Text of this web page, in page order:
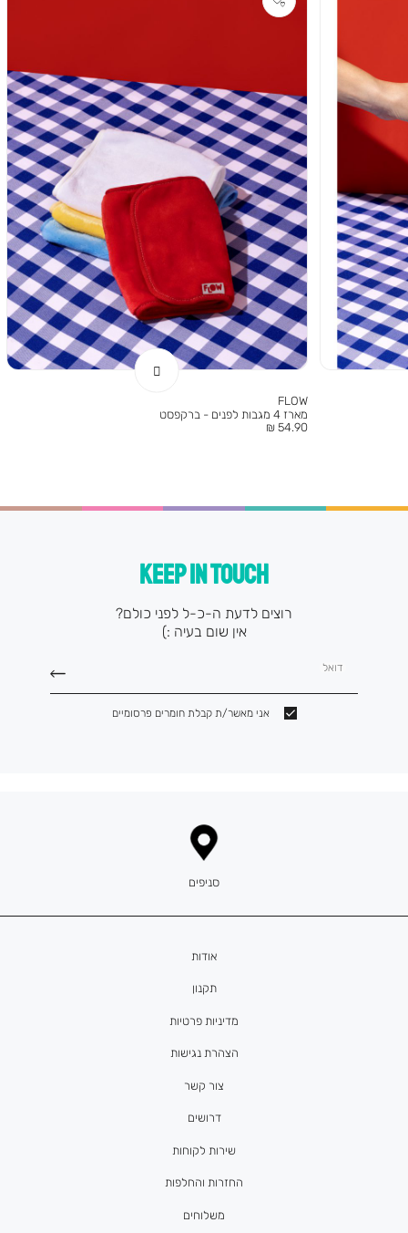
FLOW
מארז 4 מגבות לפנים - ברקפסט
מחיר
54.90 ₪
KEEP IN TOUCH
רוצים לדעת ה-כ-ל לפני כולם?
אין שום בעיה :)
דואל
אני מאשר/ת קבלת חומרים פרסומיים
אודות
תקנון
מדיניות פרטיות
הצהרת נגישות
צור קשר
דרושים
סניפים
שירות לקוחות
החזרות והחלפות
משלוחים